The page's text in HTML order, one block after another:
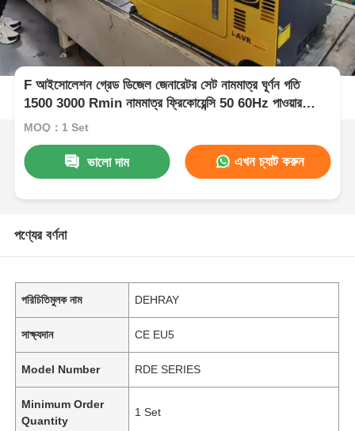
F আইসোলেশন গ্রেড ডিজেল জেনারেটর সেট নামমাত্র ঘূর্ণন গতি
1500 3000 Rmin নামমাত্র ফ্রিকোয়েন্সি 50 60Hz পাওয়ার
সাপ্লাই সমাধান
MOQ：1 Set
ভালো দাম এখন চ্যাট করুন
পণ্যের বর্ণনা
পরিচিতিমুলক নাম DEHRAY
সাক্ষ্যদান CE EU5
Model Number RDE SERIES
Minimum Order
Quantity
1 Set